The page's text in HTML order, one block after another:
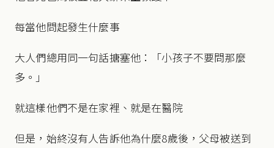
每當他問起發生什麼事
大人們總用同一句話搪塞他：「小孩子不要問那麼
多。」
就這樣他們不是在家裡、就是在醫院
但是，始終沒有人告訴他為什麼8歲後，父母被送到